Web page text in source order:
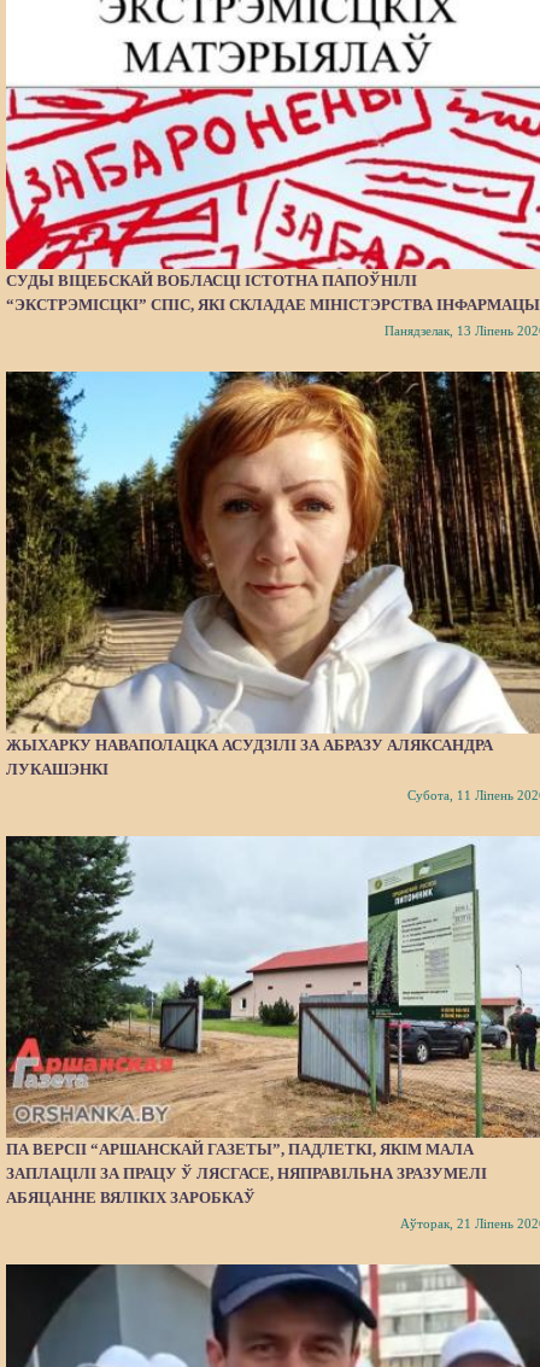
СУДЫ ВІЦЕБСКАЙ ВОБЛАСЦІ ІСТОТНА ПАПОЎНІЛІ
“ЭКСТРЭМІСЦКІ” СПІС, ЯКІ СКЛАДАЕ МІНІСТЭРСТВА
Панядзелак, 13 Ліпень
ЖЫХАРКУ НАВАПОЛАЦКА АСУДЗІЛІ ЗА АБРАЗУ АЛЯКСАНДРА
ЛУКАШЭНКІ
Субота, 11 Ліпень
ПА ВЕРСІІ “АРШАНСКАЙ ГАЗЕТЫ”, ПАДЛЕТКІ, ЯКІМ МАЛА
ЗАПЛАЦІЛІ ЗА ПРАЦУ Ў ЛЯСГАСЕ, НЯПРАВІЛЬНА ЗРАЗУМЕЛІ
АБЯЦАННЕ ВЯЛІКІХ ЗАРОБКАЎ
Аўторак, 21 Ліпень